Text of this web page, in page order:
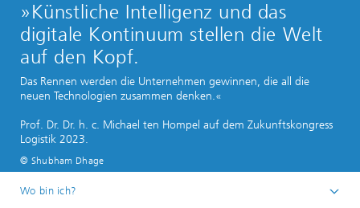
»Künstliche Intelligenz und das
digitale Kontinuum stellen die Welt
auf den Kopf.
Das Rennen werden die Unternehmen gewinnen, die all die
neuen Technologien zusammen denken.«
Prof. Dr. Dr. h. c. Michael ten Hompel auf dem Zukunftskongress
Logistik 2023.
© Shubham Dhage
Wo bin ich?